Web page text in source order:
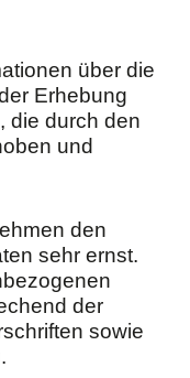
über die
Erhebung
die durch den
und
den
sehr ernst.
der
sowie